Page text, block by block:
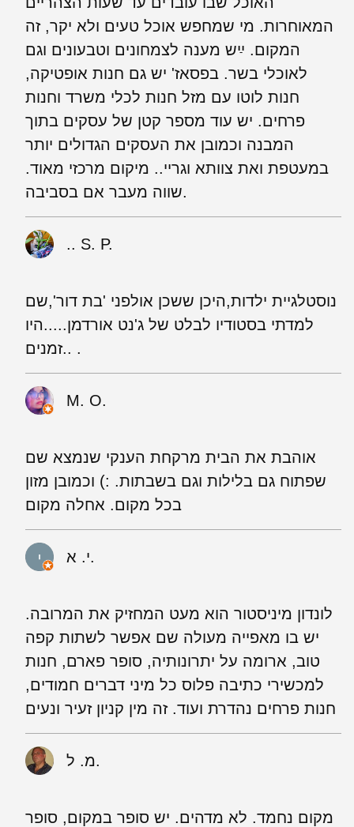
המאוחרות. מי שמחפש אוכל טעים ולא יקר, זה
המקום. ײַש מענה לצמחונים וטבעונים וגם
לאוכלי בשר. בפסאז' יש גם חנות אופטיקה,
חנות לוטו עם מזל חנות לכלי משרד וחנות
פרחים. יש עוד מספר קטן של עסקים בתוך
המבנה וכמובן את העסקים הגדולים יותר
במעטפת ואת צוותא וגריי.. מיקום מרכזי מאוד.
שווה מעבר אם בסביבה.
.. S. P.
נוסטלגיית ילדות,היכן ששכן אולפני 'בת דור',שם
למדתי בסטודיו לבלט של ג'נט אורדמן.....היו
זמנים.. .
M. O.
אוהבת את הבית מרקחת הענקי שנמצא שם
שפתוח גם בלילות וגם בשבתות. :) וכמובן מזון
בכל מקום. אחלה מקום
י. א.
לונדון מיניסטור הוא מעט המחזיק את המרובה.
יש בו מאפייה מעולה שם אפשר לשתות קפה
טוב, ארומה על יתרונותיה, סופר פארם, חנות
למכשירי כתיבה פלוס כל מיני דברים חמודים,
חנות פרחים נהדרת ועוד. זה מין קניון זעיר ונעים
מ. ל.
מקום נחמד. לא מדהים. יש סופר במקום, סופר